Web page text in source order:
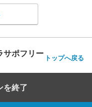
サポフリー トップへ戻る
を終了